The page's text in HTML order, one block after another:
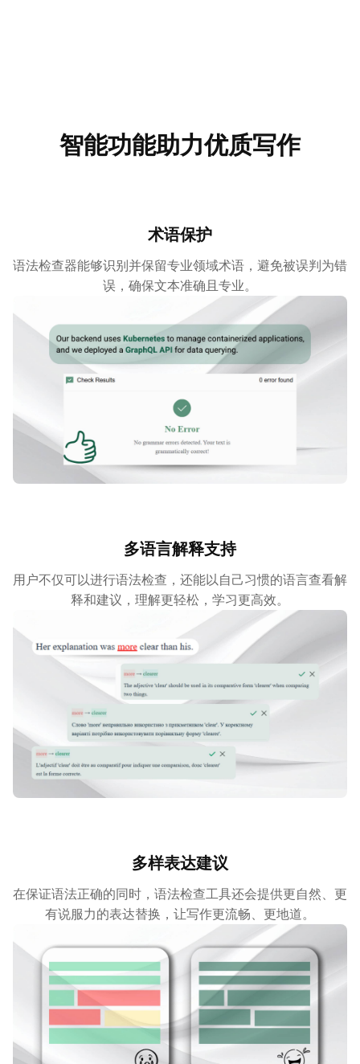
智能功能助力优质写作
术语保护
语法检查器能够识别并保留专业领域术语，避免被误判为错
误，确保文本准确且专业。
多语言解释支持
用户不仅可以进行语法检查，还能以自己习惯的语言查看解
释和建议，理解更轻松，学习更高效。
多样表达建议
在保证语法正确的同时，语法检查工具还会提供更自然、更
有说服力的表达替换，让写作更流畅、更地道。